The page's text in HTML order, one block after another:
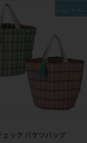
ェック バケツバッグ